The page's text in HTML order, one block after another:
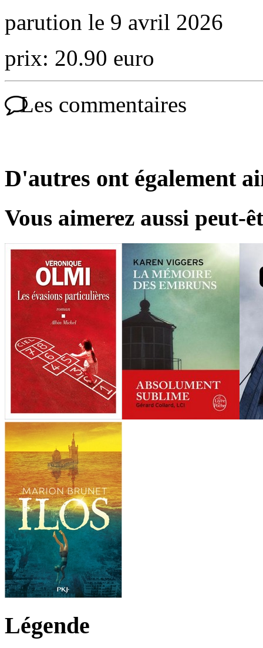
parution le 9 avril 2026
prix: 20.90 euro
Les commentaires
D'autres ont également
Vous aimerez aussi peut-
Légende